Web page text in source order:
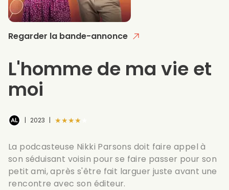
Regarder la bande-annonce
L'homme de ma vie et
moi
| 2023 | ★★★★★
La podcasteuse Nikki Parsons doit faire appel à
son séduisant voisin pour se faire passer pour son
petit ami, après s'être fait larguer juste avant une
rencontre avec son éditeur.